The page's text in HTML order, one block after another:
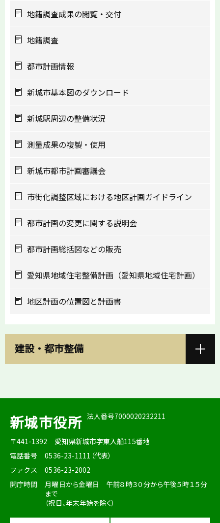
地籍調査成果の閲覧・交付
地籍調査
都市計画情報
新城市基本図のダウンロード
新城駅周辺の整備状況
測量成果の複製・使用
新城市都市計画審議会
市街化調整区域における地区計画ガイドライン
都市計画の変更に関する説明会
都市計画総括図などの販売
愛知県地域住宅整備計画（愛知県地域住宅計画）
地区計画の位置図と計画書
建設・都市整備
新城市役所 法人番号7000020232211
〒441-1392
愛知県新城市字東入船115番地
電話番号
0536-23-1111（代表）
ファクス
0536-23-2002
開庁時間
月曜日から金曜日 午前８時３０分から午後５時１５分
まで
（祝日、年末年始を除く）